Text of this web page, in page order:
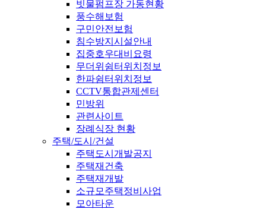
빗물펌프장 가동현황
풍수해보험
구민안전보험
침수방지시설안내
집중호우대비요령
무더위쉼터위치정보
한파쉼터위치정보
CCTV통합관제센터
민방위
관련사이트
장례식장 현황
주택/도시/건설
주택도시개발공지
주택재건축
주택재개발
소규모주택정비사업
모아타운